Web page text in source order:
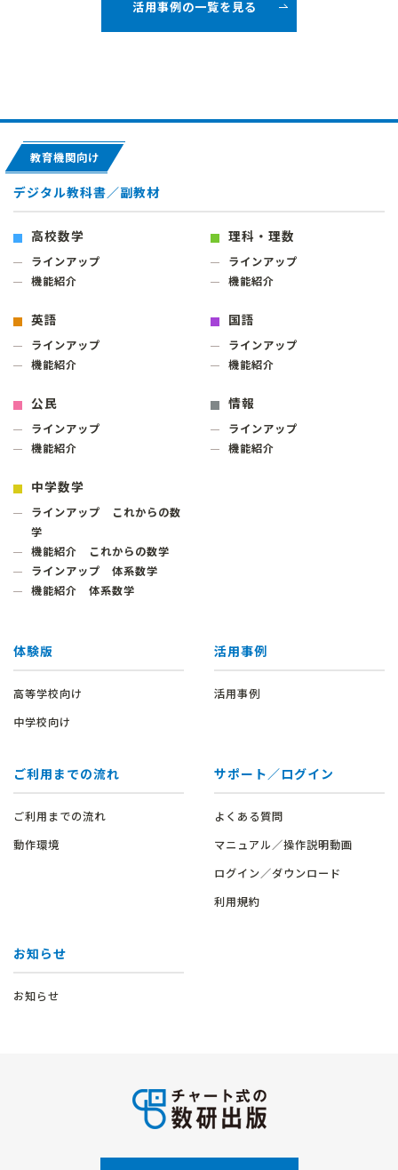
活用事例の一覧を見る
教育機関向け
デジタル教科書／副教材
高校数学
ラインアップ
機能紹介
理科・理数
ラインアップ
機能紹介
英語
ラインアップ
機能紹介
国語
ラインアップ
機能紹介
公民
ラインアップ
機能紹介
情報
ラインアップ
機能紹介
中学数学
ラインアップ これからの数
学
機能紹介 これからの数学
ラインアップ 体系数学
機能紹介 体系数学
体験版
高等学校向け
中学校向け
活用事例
活用事例
ご利用までの流れ
ご利用までの流れ
動作環境
サポート／ログイン
よくある質問
マニュアル／操作説明動画
ログイン／ダウンロード
利用規約
お知らせ
お知らせ